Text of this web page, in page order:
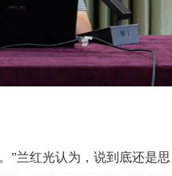
”兰红光认为，说到底还是思